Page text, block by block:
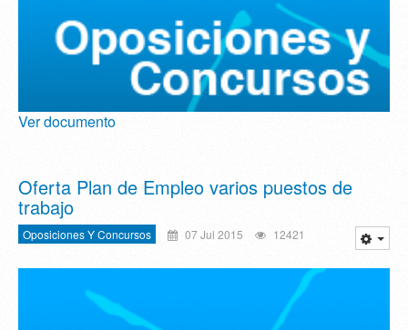
Ver documento
Oferta Plan de Empleo varios puestos de
trabajo
Oposiciones Y Concursos 07 Jul 2015 12421